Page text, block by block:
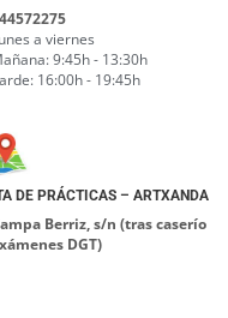
a viernes
9:45h - 13:30h
16:00h - 19:45h
DE PRÁCTICAS – ARTXANDA
Berriz, s/n (tras caserío
DGT)